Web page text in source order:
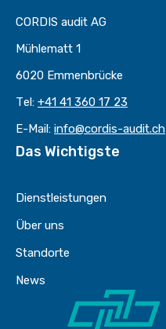
CORDIS audit AG
Mühlematt 1
6020 Emmenbrücke
Tel: +41 41 360 17 23
E-Mail: info@cordis-audit.ch
Das Wichtigste
Dienstleistungen
Über uns
Standorte
News